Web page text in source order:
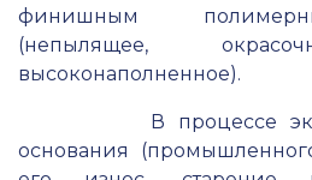
финишным
(непылящее,
высоконаполненное).
В процессе
основания